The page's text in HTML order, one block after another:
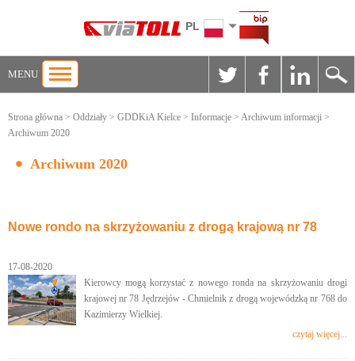
PL
MENU
Strona główna > Oddziały > GDDKiA Kielce > Informacje > Archiwum informacji >
Archiwum 2020
Archiwum 2020
Nowe rondo na skrzyżowaniu z drogą krajową nr 78
17-08-2020
Kierowcy mogą korzystać z nowego ronda na skrzyżowaniu drogi
krajowej nr 78 Jędrzejów - Chmielnik z drogą wojewódzką nr 768 do
Kazimierzy Wielkiej.
czytaj więcej...